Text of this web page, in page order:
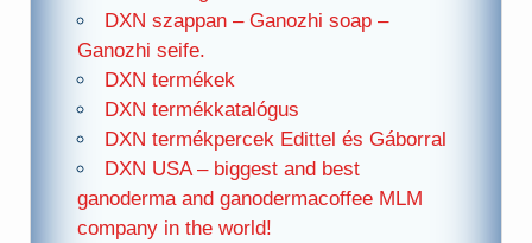
DXN szappan – Ganozhi soap –
Ganozhi seife.
DXN termékek
DXN termékkatalógus
DXN termékpercek Edittel és Gáborral
DXN USA – biggest and best
ganoderma and ganodermacoffee MLM
company in the world!